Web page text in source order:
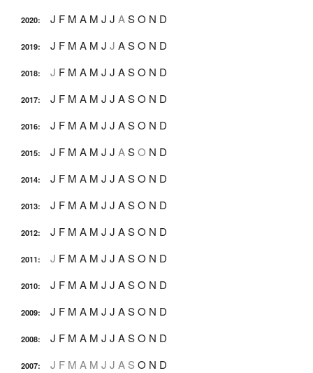
2020: J F M A M J J ASO N D
2019: J F M A M J J ASO N D
2018: J F M A M J J ASO N D
2017: J F M A M J J ASO N D
2016: J F M A M J J ASO N D
2015: J F M A M J J ASO N D
2014: J F M A M J J ASO N D
2013: J F M A M J J ASO N D
2012: J F M A M J J ASO N D
2011: J F M A M J J ASO N D
2010: J F M A M J J ASO N D
2009: J F M A M J J ASO N D
2008: J F M A M J J ASO N D
2007: J F M A M J J A S O N D